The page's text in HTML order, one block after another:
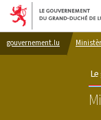
gouvernement.lu